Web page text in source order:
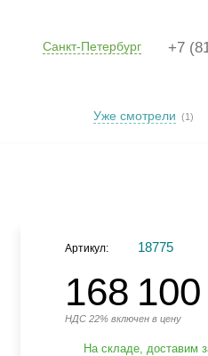
+7
Санкт-Петербург
Уже смотрели (1)
Артикул: 18775
168 100
НДС 22% включен в цену
На складе, доставим